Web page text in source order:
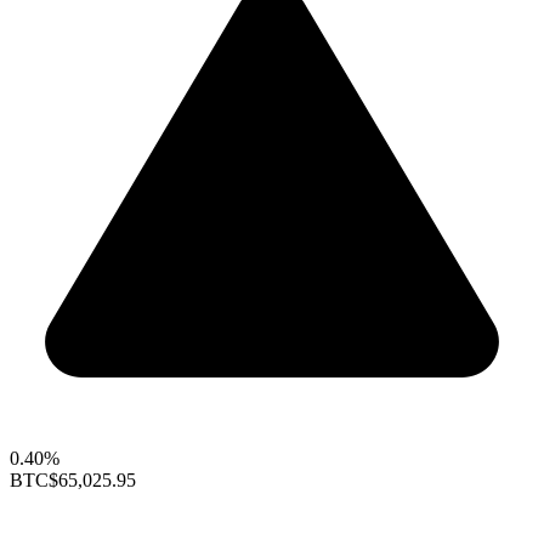
0.40%
BTC$65,025.95